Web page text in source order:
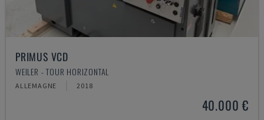
PRIMUS VCD
WEILER - TOUR HORIZONTAL
ALLEMAGNE 2018
40.000 €